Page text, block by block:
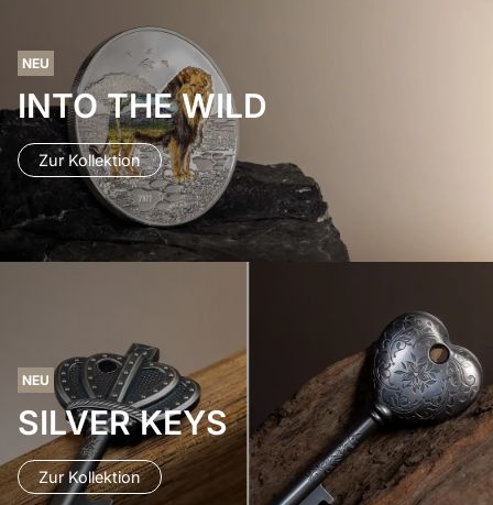
NEU
INTO THE WILD
Zur Kollektion
NEU
SILVER KEYS
Zur Kollektion